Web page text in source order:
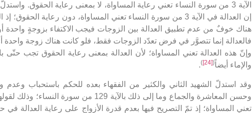
الآية 3 من سورة النساء تعني رعاية المساواة، لا بمعنى رعاية الحقوق. واستدلّ
إن العدالة في الآية 3 من سورة النساء تعني المساواة، دون رعاية
هناك خوفٌ من عدم تطبيق العدالة بين الزوجات فيجب الاكتفاء بزوجةٍ واحدة
فالعدالة إنما تتصوَّر في فرض تعدّد الزوجات فقط، فلو كانت هناك زوجة واحدة
وإنّ هذه العدالة تعني المساواة؛ لأن العدالة بمعنى رعاية الحقوق تجب حتّى
والإماء أيضاً(
[24]
)
.
وقد استدلّ الشهيد الثاني والكثير من الفقهاء بعده للحكم باستحباب
وحسن المعاشرة والجماع وما إلى ذلك بالآية 129 من
تعني المساواة؛ إذ تمّ التصريح فيها بعدم قدرة الأزواج على رعاية العدالة